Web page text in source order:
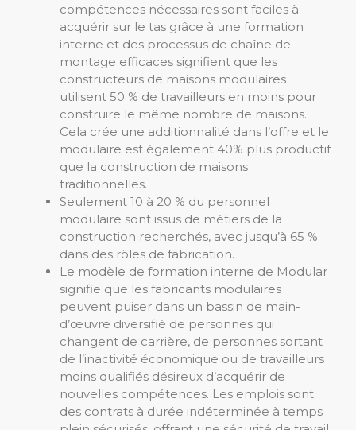
compétences nécessaires sont faciles à
acquérir sur le tas grâce à une formation
interne et des processus de chaîne de
montage efficaces signifient que les
constructeurs de maisons modulaires
utilisent 50 % de travailleurs en moins pour
construire le même nombre de maisons.
Cela crée une additionnalité dans l’offre et le
modulaire est également 40% plus productif
que la construction de maisons
traditionnelles.
Seulement 10 à 20 % du personnel
modulaire sont issus de métiers de la
construction recherchés, avec jusqu’à 65 %
dans des rôles de fabrication.
Le modèle de formation interne de Modular
signifie que les fabricants modulaires
peuvent puiser dans un bassin de main-
d’œuvre diversifié de personnes qui
changent de carrière, de personnes sortant
de l’inactivité économique ou de travailleurs
moins qualifiés désireux d’acquérir de
nouvelles compétences. Les emplois sont
des contrats à durée indéterminée à temps